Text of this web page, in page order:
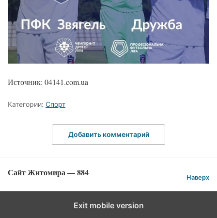
Источник: 04141.com.ua
Категории: Спорт
Добавить комментарий
Сайт Житомира — 884 Наверх
Exit mobile version